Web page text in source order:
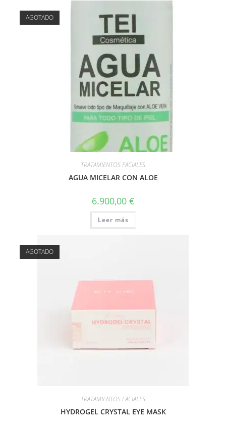
AGOTADO
TRATAMIENTOS FACIALES
AGUA MICELAR CON ALOE
6.900,00 €
Leer más
AGOTADO
TRATAMIENTOS FACIALES
HYDROGEL CRYSTAL EYE MASK